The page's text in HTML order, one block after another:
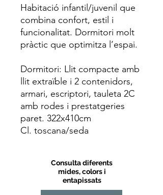
Habitació infantil/juvenil que
combina confort, estil i
funcionalitat. Dormitori molt
pràctic que optimitza l’espai.
Dormitori: Llit compacte amb
llit extraïble i 2 contenidors,
armari, escriptori, tauleta 2C
amb rodes i prestatgeries
paret. 322x410cm
Cl. toscana/seda
Consulta diferents
mides, colors i
entapissats